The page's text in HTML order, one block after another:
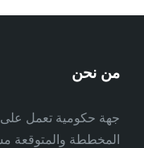
من نحن
جهة حكومية تعمل على
المخططة والمتوقعة